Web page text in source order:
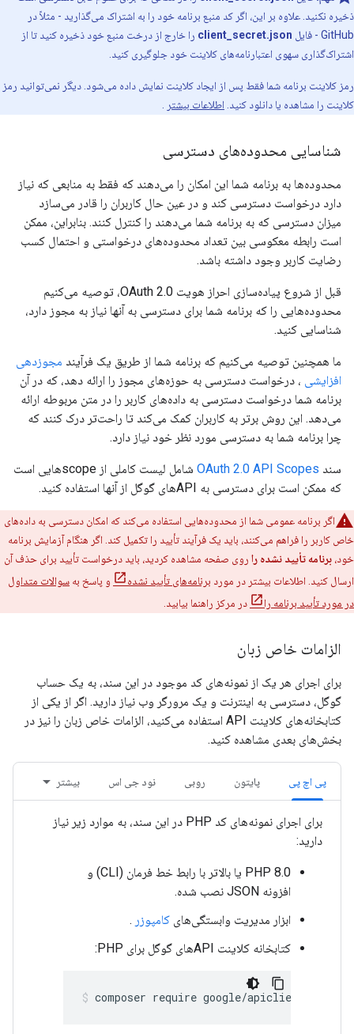
ذخیره نکنید. علاوه بر این، اگر کد منبع برنامه خود را به اشتراک می‌گذارید - مثلاً در
GitHub - فایل
client_secret.json را خارج از درخت منبع خود ذخیره کنید تا از
اشتراک‌گذاری سهوی اعتبارنامه‌های کلاینت خود جلوگیری کنید.
رمز کلاینت برنامه شما فقط پس از ایجاد کلاینت نمایش داده می‌شود. دیگر نمی‌توانید رمز
کلاینت را مشاهده یا دانلود کنید. اطلاعات بیشتر
شناسایی محدوده‌های دسترسی
محدوده‌ها به برنامه شما این امکان را می‌دهند که فقط به منابعی که نیاز
دارد درخواست دسترسی کند و در عین حال کاربران را قادر می‌سازد
میزان دسترسی که به برنامه شما می‌دهند را کنترل کنند. بنابراین، ممکن
است رابطه معکوسی بین تعداد محدوده‌های درخواستی و احتمال کسب
رضایت کاربر وجود داشته باشد.
قبل از شروع پیاده‌سازی احراز هویت OAuth 2.0، توصیه می‌کنیم
محدوده‌هایی را که برنامه شما برای دسترسی به آنها نیاز به مجوز دارد،
شناسایی کنید.
ما همچنین توصیه می‌کنیم که برنامه شما از طریق یک فرآیند مجوزدهی
افزایشی ، درخواست دسترسی به حوزه‌های مجوز را ارائه دهد، که در آن
برنامه شما درخواست دسترسی به داده‌های کاربر را در متن مربوطه ارائه
می‌دهد. این روش برتر به کاربران کمک می‌کند تا راحت‌تر درک کنند که
چرا برنامه شما به دسترسی مورد نظر خود نیاز دارد.
سند OAuth 2.0 API Scopes
شامل لیست کاملی از scopeهایی است
که ممکن است برای دسترسی به APIهای گوگل از آنها استفاده کنید.
اگر برنامه عمومی شما از محدوده‌هایی استفاده می‌کند که امکان دسترسی به داده‌های
خاص کاربر را فراهم می‌کنند، باید یک فرآیند تأیید را تکمیل کند. اگر هنگام آزمایش برنامه
خود، برنامه تأیید نشده را روی صفحه مشاهده کردید، باید درخواست تأیید برای حذف آن
ارسال کنید. اطلاعات بیشتر در مورد برنامه‌های تأیید نشده و پاسخ به سوالات متداول
در مورد تأیید برنامه را
در مرکز راهنما بیابید.
الزامات خاص زبان
برای اجرای هر یک از نمونه‌های کد موجود در این سند، به یک حساب
گوگل، دسترسی به اینترنت و یک مرورگر وب نیاز دارید. اگر از یکی از
کتابخانه‌های کلاینت API استفاده می‌کنید، الزامات خاص زبان را نیز در
بخش‌های بعدی مشاهده کنید.
پی اچ پی پایتون روبی نود جی اس بیشتر
برای اجرای نمونه‌های کد PHP در این سند، به موارد زیر نیاز
دارید:
PHP 8.0 یا بالاتر با رابط خط فرمان (CLI) و
افزونه JSON نصب شده.
ابزار مدیریت وابستگی‌های کامپوزر .
کتابخانه کلاینت APIهای گوگل برای PHP:
composer require google/